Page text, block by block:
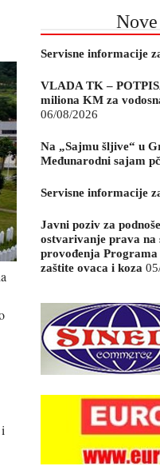
Nove
Servisne informacije
VLADA TK –
miliona KM za
06/08/2026
Na „Sajmu šljive“ u
Međunarodni sajam
Servisne informacije
Javni poziv za
ostvarivanje prava na
provođenja
zaštite ovaca i koza